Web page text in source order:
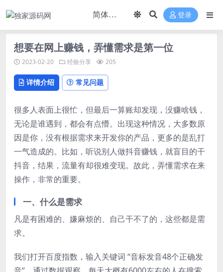
登录
想要在网上赚钱，弄懂需求是第一位
2023-02-20 经验分享 205
详情介绍 常见问题
很多人表面上很忙，但最后一算账却发现，没赚啥钱，
无论是谁遇到，都会有点懵。出现这种情况，大多数原
因是你，没有根据需求来开发你的产品，更多的是乱打
一气造成的。比如，听说别人做抖音赚钱，就盲目的干
抖音，结果，流量有却很难变现。故此，弄懂需求在来
操作，非常的重要。
一、什么是需求
凡是有困难的、嫌麻烦的、自己干不了的，这些都是需
求。
我们打开百度指数，输入关键词 “音标发音48个正确发